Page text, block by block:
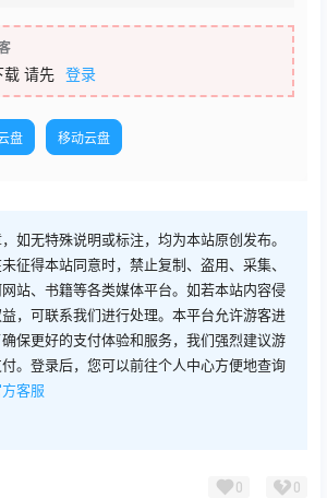
载 请先 登录
盘 移动云盘
如无特殊说明或标注，均为本站原创发布。
征得本站同意时，禁止复制、盗用、采集、
站、书籍等各类媒体平台。如若本站内容侵
，可联系我们进行处理。本平台允许游客进
保更好的支付体验和服务，我们强烈建议游
。登录后，您可以前往个人中心方便地查询
客服
0 0